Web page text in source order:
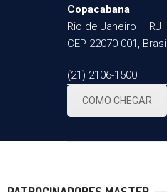
Copacabana
Rio de Janeiro – RJ
CEP 22070-001, Brasil
(21) 2106-1500
COMO CHEGAR